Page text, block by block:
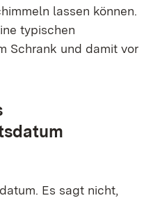
lassen können.
typischen
Schrank und damit vor
Es sagt nicht,